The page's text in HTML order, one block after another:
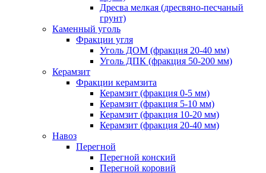
Дресва мелкая (дресвяно-песчаный
грунт)
Каменный уголь
Фракции угля
Уголь ДОМ (фракция 20-40 мм)
Уголь ДПК (фракция 50-200 мм)
Керамзит
Фракции керамзита
Керамзит (фракция 0-5 мм)
Керамзит (фракция 5-10 мм)
Керамзит (фракция 10-20 мм)
Керамзит (фракция 20-40 мм)
Навоз
Перегной
Перегной конский
Перегной коровий